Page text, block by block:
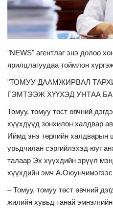
СПОРТ
"NEWS" агентлаг энэ долоо
ярилцлагуудаа тоймлон
"ТОМУУ ДААМЖИРВАЛ
ГЭМТЭЭЖ ХҮҮХЭД УНТАА
Томуу, томуу төст өвчний
хүүхдүүд зонхилон халдвар
Иймд энэ төрлийн халдварын
урьдчилан сэргийлэхэд юуг
талаар Эх хүүхдийн эрүүл
хүүхдийн эмч
– Томуу, томуу төст өвчний
жилийн хувьд танай